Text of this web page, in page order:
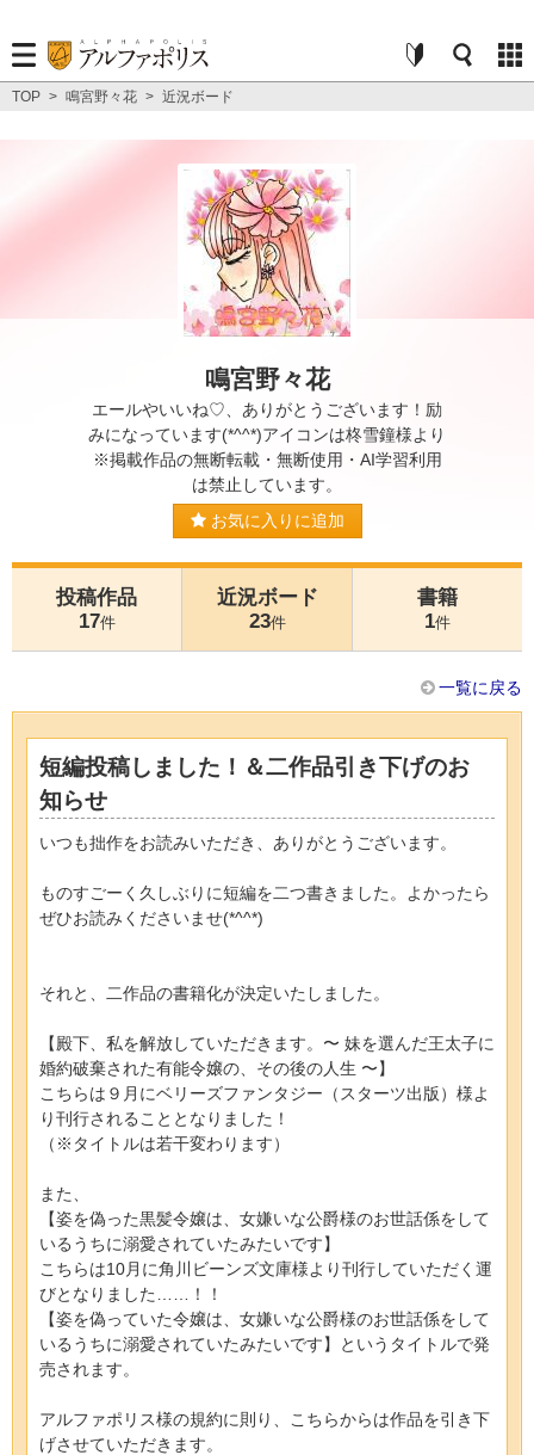
TOP > 鳴宮野々花 > 近況ボード
鳴宮野々花
エールやいいね♡、ありがとうございます！励
みになっています(*^^*)アイコンは柊雪鐘様より
※掲載作品の無断転載・無断使用・AI学習利用
は禁止しています。
お気に入りに追加
投稿作品
17件
近況ボード
23件
書籍
1件
一覧に戻る
短編投稿しました！＆二作品引き下げのお
知らせ
いつも拙作をお読みいただき、ありがとうございます。
ものすごーく久しぶりに短編を二つ書きました。よかったら
ぜひお読みくださいませ(*^^*)
それと、二作品の書籍化が決定いたしました。
【殿下、私を解放していただきます。〜 妹を選んだ王太子に
婚約破棄された有能令嬢の、その後の人生 〜】
こちらは９月にベリーズファンタジー（スターツ出版）様よ
り刊行されることとなりました！
（※タイトルは若干変わります）
また、
【姿を偽った黒髪令嬢は、女嫌いな公爵様のお世話係をして
いるうちに溺愛されていたみたいです】
こちらは10月に角川ビーンズ文庫様より刊行していただく運
びとなりました……！！
【姿を偽っていた令嬢は、女嫌いな公爵様のお世話係をして
いるうちに溺愛されていたみたいです】というタイトルで発
売されます。
アルファポリス様の規約に則り、こちらからは作品を引き下
げさせていただきます。